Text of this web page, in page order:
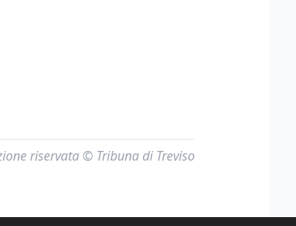
riservata © Tribuna di Treviso